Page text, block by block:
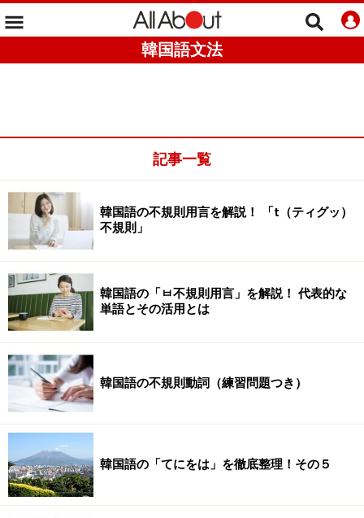
韓国語文法
記事一覧
韓国語の不規則用言を解説！ 「t（ティグッ）
不規則」
韓国語の「ㅂ不規則用言」を解説！ 代表的な
単語とその活用とは
韓国語の不規則動詞（練習問題つき）
韓国語の「てにをは」を徹底整理！その５